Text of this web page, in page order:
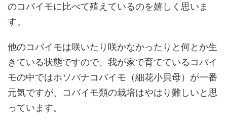
のコバイモに比べて殖えているのを嬉しく思いま
す。
他のコバイモは咲いたり咲かなかったりと何とか生
きている状態ですので、我が家で育てているコバイ
モの中ではホソバナコバイモ（細花小貝母）が一番
元気ですが、コバイモ類の栽培はやはり難しいと思
っています。